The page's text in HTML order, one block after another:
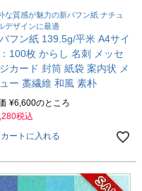
な質感が魅力の新バフン紙 ナチュ
デザインに最適
フン紙 139.5g/平米 A4サイ
100枚 からし 名刺 メッセ
カード 封筒 紙袋 案内状 メ
ー 藁繊維 和風 素朴
¥6,600のところ
税込
カートに入れる